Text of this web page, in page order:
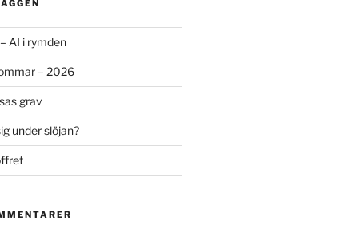
AI i rymden
– 2026
grav
under slöjan?